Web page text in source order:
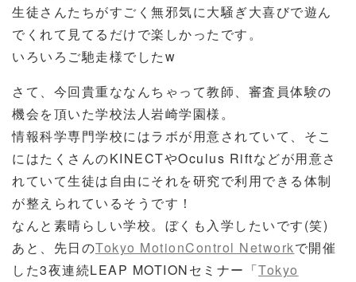
生徒さんたちがすごく無邪気に大騒ぎ大喜びで遊ん
でくれて見てるだけで楽しかったです。
いろいろご馳走様でしたw
さて、今回貴重ななんちゃって教師、審査員体験の
機会を頂いた学校法人岩崎学園様。
情報科学専門学校にはラボが用意されていて、そこ
にはたくさんのKINECTやOculus Riftなどが用意さ
れていて生徒は自由にそれを研究で利用できる体制
が整えられているそうです！
なんと素晴らしい学校。ぼくも入学したいです(笑)
あと、先日のTokyo MotionControl Networkで開催
した3夜連続LEAP MOTIONセミナー「Tokyo